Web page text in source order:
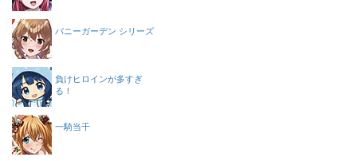
バニーガーデン シリーズ
負けヒロインが多すぎ
る！
一騎当千